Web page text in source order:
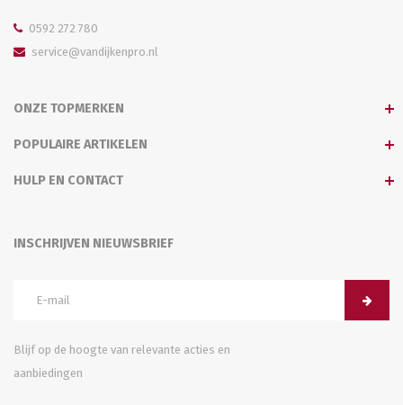
0592 272 780
service@vandijkenpro.nl
ONZE TOPMERKEN
POPULAIRE ARTIKELEN
HULP EN CONTACT
INSCHRIJVEN NIEUWSBRIEF
Blijf op de hoogte van relevante acties en
aanbiedingen